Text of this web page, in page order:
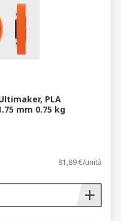
PLA
mm 0.75 kg
81,89 €/unità